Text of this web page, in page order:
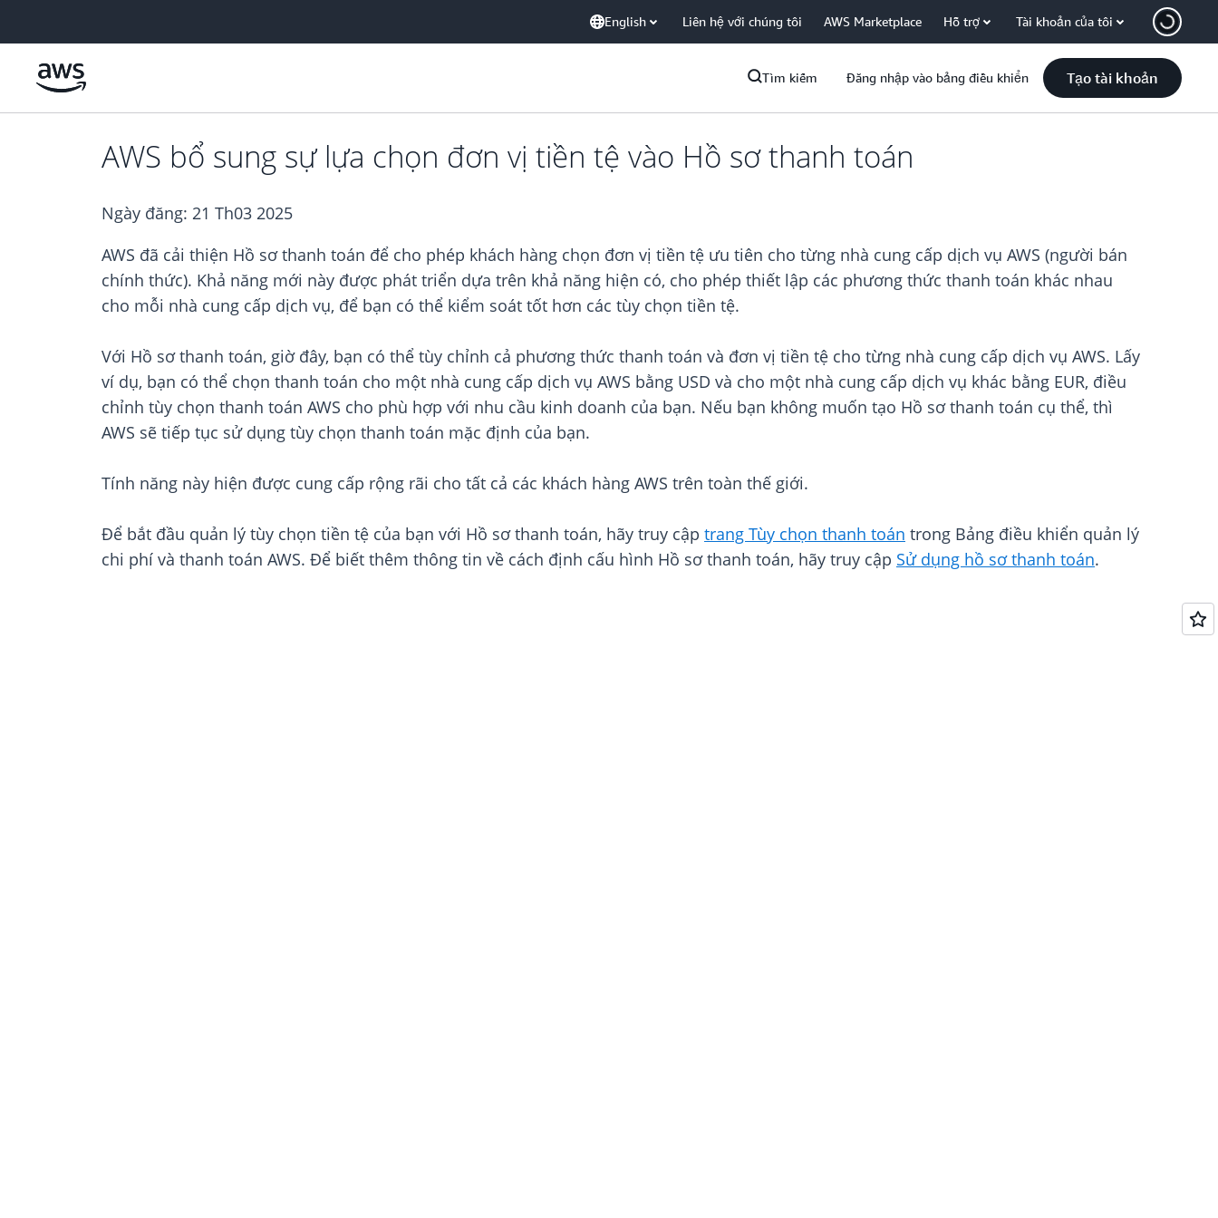
English Liên hệ với chúng tôi AWS Marketplace Hỗ trợ Tài khoản của tôi
Tìm kiếm Đăng nhập vào bảng điều khiển Tạo tài khoản
AWS bổ sung sự lựa chọn đơn vị tiền tệ vào Hồ sơ thanh toán
Ngày đăng: 21 Th03 2025
AWS đã cải thiện Hồ sơ thanh toán để cho phép khách hàng chọn đơn vị tiền tệ ưu tiên cho từng nhà cung cấp dịch vụ AWS (người bán
chính thức). Khả năng mới này được phát triển dựa trên khả năng hiện có, cho phép thiết lập các phương thức thanh toán khác nhau
cho mỗi nhà cung cấp dịch vụ, để bạn có thể kiểm soát tốt hơn các tùy chọn tiền tệ.
Với Hồ sơ thanh toán, giờ đây, bạn có thể tùy chỉnh cả phương thức thanh toán và đơn vị tiền tệ cho từng nhà cung cấp dịch vụ AWS. Lấy
ví dụ, bạn có thể chọn thanh toán cho một nhà cung cấp dịch vụ AWS bằng USD và cho một nhà cung cấp dịch vụ khác bằng EUR, điều
chỉnh tùy chọn thanh toán AWS cho phù hợp với nhu cầu kinh doanh của bạn. Nếu bạn không muốn tạo Hồ sơ thanh toán cụ thể, thì
AWS sẽ tiếp tục sử dụng tùy chọn thanh toán mặc định của bạn.
Tính năng này hiện được cung cấp rộng rãi cho tất cả các khách hàng AWS trên toàn thế giới.
Để bắt đầu quản lý tùy chọn tiền tệ của bạn với Hồ sơ thanh toán, hãy truy cập trang Tùy chọn thanh toán trong Bảng điều khiển quản lý
chi phí và thanh toán AWS. Để biết thêm thông tin về cách định cấu hình Hồ sơ thanh toán, hãy truy cập Sử dụng hồ sơ thanh toán.